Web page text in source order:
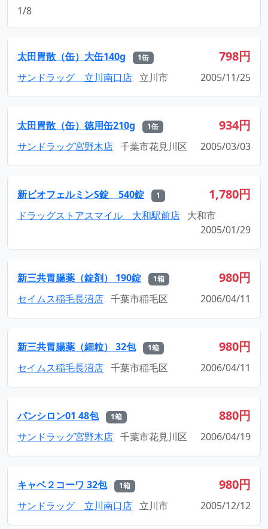
1/8
太田胃散（缶）大缶140g 1缶 798円
サンドラッグ 立川南口店 立川市 2005/11/25
太田胃散（缶）徳用缶210g 1缶 934円
サンドラッグ宮野木店 千葉市花見川区 2005/03/03
新ビオフェルミンS錠 540錠 1 1,780円
ドラッグストアスマイル 大和駅前店 大和市
2005/01/29
新三共胃腸薬（錠剤） 190錠 1箱 980円
セイムス稲毛長沼店 千葉市稲毛区 2006/04/11
新三共胃腸薬（細粒） 32包 1箱 980円
セイムス稲毛長沼店 千葉市稲毛区 2006/04/11
パンシロン01 48包 1箱 880円
サンドラッグ宮野木店 千葉市花見川区 2006/04/19
キャベ２コーワ 32包 1箱 980円
サンドラッグ 立川南口店 立川市 2005/12/12